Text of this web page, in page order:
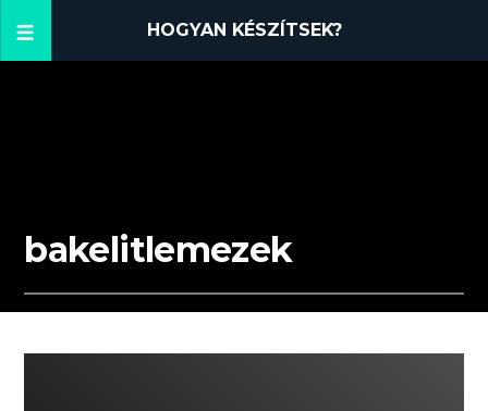
HOGYAN KÉSZÍTSEK?
bakelitlemezek